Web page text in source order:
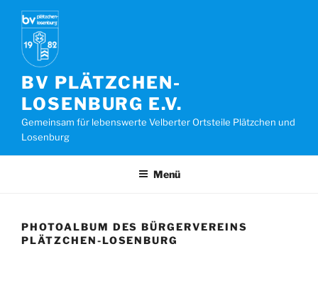
Zum
Inhalt
springen
BV PLÄTZCHEN-
LOSENBURG E.V.
Gemeinsam für lebenswerte Velberter Ortsteile Plätzchen und
Losenburg
Menü
PHOTOALBUM DES BÜRGERVEREINS
PLÄTZCHEN-LOSENBURG